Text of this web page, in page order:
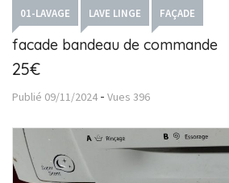
01-LAVAGE LAVE LINGE FAÇADE
facade bandeau de commande
25€
Publié 09/11/2024 - Vues 396